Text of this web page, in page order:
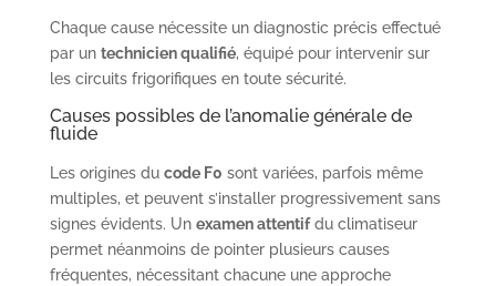
Chaque cause nécessite un diagnostic précis effectué
par un technicien qualifié, équipé pour intervenir sur
les circuits frigorifiques en toute sécurité.
Causes possibles de l’anomalie générale de
fluide
Les origines du code F0 sont variées, parfois même
multiples, et peuvent s’installer progressivement sans
signes évidents. Un examen attentifdu climatiseur
permet néanmoins de pointer plusieurs causes
fréquentes, nécessitant chacune une approche